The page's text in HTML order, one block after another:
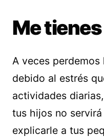
Me
A veces
debido al estrés
actividades
tus hijos no
explicarle a tus